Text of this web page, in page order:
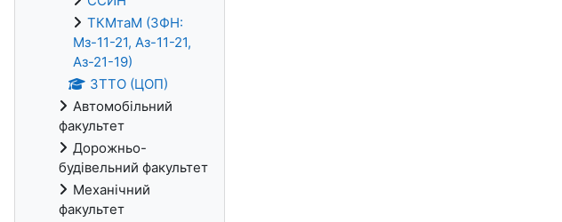
ТКМтаМ (ЗФН:
Мз-11-21, Аз-11-21,
Аз-21-19)
ЗТТО (ЦОП)
Автомобільний
факультет
Дорожньо-
будівельний факультет
Механічний
факультет